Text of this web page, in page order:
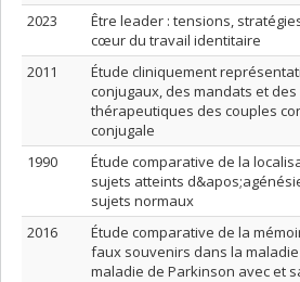
2023
Être leader : tensions,
cœur du travail identitaire
2011
Étude cliniquement
conjugaux, des mandats et
thérapeutiques des couples
conjugale
1990
Étude comparative de la
sujets atteints
sujets normaux
2016
Étude comparative de la
faux souvenirs dans la maladie
maladie de Parkinson avec et